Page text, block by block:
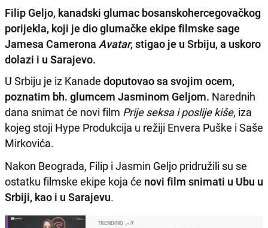
Filip Geljo, kanadski glumac bosanskohercegovačkog
porijekla, koji je dio glumačke ekipe filmske sage
Jamesa Camerona Avatar, stigao je u Srbiju, a uskoro
dolazi i u Sarajevo.
U Srbiju je iz Kanade doputovao sa svojim ocem,
poznatim bh. glumcem Jasminom Geljom. Narednih
dana snimat će novi film Prije seksa i poslije kiše, iza
kojeg stoji Hype Produkcija u režiji Envera Puške i Saše
Mirkovića.
Nakon Beograda, Filip i Jasmin Geljo pridružili su se
ostatku filmske ekipe koja će novi film snimati u Ubu u
Srbiji, kao i u Sarajevu.
TRENDING